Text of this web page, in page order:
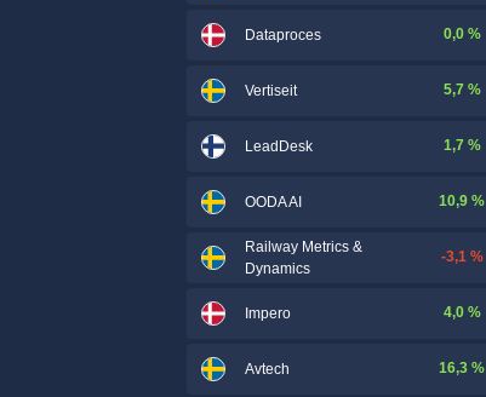
Dataproces 0,0 %
Vertiseit 5,7 %
LeadDesk 1,7 %
OODA AI 10,9 %
Railway Metrics &
Dynamics
-3,1 %
Impero 4,0 %
Avtech 16,3 %